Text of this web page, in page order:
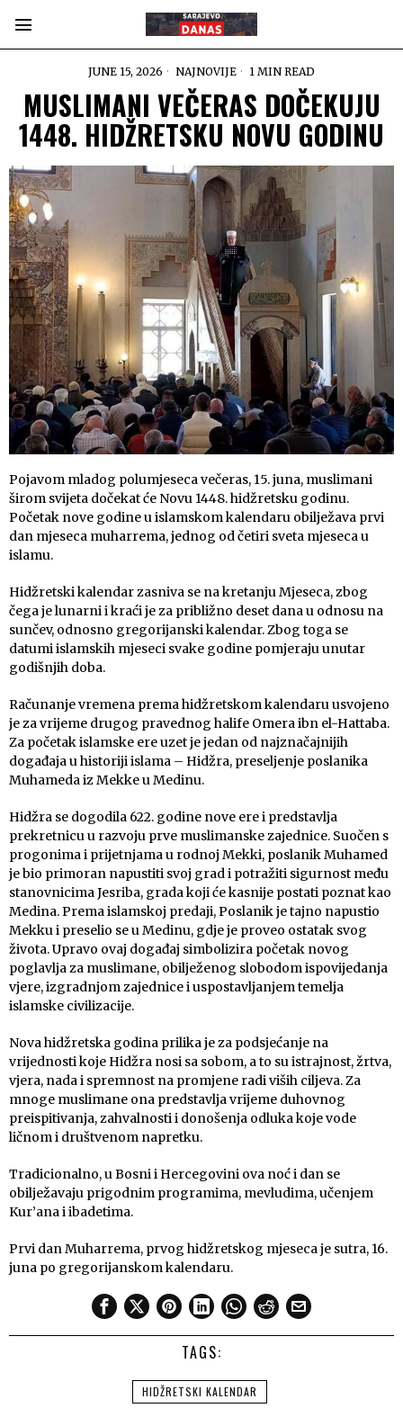
JUNE 15, 2026 NAJNOVIJE 1 MIN READ
MUSLIMANI VEČERAS DOČEKUJU
1448. HIDŽRETSKU NOVU GODINU
Pojavom mladog polumjeseca večeras, 15. juna, muslimani
širom svijeta dočekat će Novu 1448. hidžretsku godinu.
Početak nove godine u islamskom kalendaru obilježava prvi
dan mjeseca muharrema, jednog od četiri sveta mjeseca u
islamu.
Hidžretski kalendar zasniva se na kretanju Mjeseca, zbog
čega je lunarni i kraći je za približno deset dana u odnosu na
sunčev, odnosno gregorijanski kalendar. Zbog toga se
datumi islamskih mjeseci svake godine pomjeraju unutar
godišnjih doba.
Računanje vremena prema hidžretskom kalendaru usvojeno
je za vrijeme drugog pravednog halife Omera ibn el-Hattaba.
Za početak islamske ere uzet je jedan od najznačajnijih
događaja u historiji islama – Hidžra, preseljenje poslanika
Muhameda iz Mekke u Medinu.
Hidžra se dogodila 622. godine nove ere i predstavlja
prekretnicu u razvoju prve muslimanske zajednice. Suočen s
progonima i prijetnjama u rodnoj Mekki, poslanik Muhamed
je bio primoran napustiti svoj grad i potražiti sigurnost među
stanovnicima Jesriba, grada koji će kasnije postati poznat kao
Medina. Prema islamskoj predaji, Poslanik je tajno napustio
Mekku i preselio se u Medinu, gdje je proveo ostatak svog
života. Upravo ovaj događaj simbolizira početak novog
poglavlja za muslimane, obilježenog slobodom ispovijedanja
vjere, izgradnjom zajednice i uspostavljanjem temelja
islamske civilizacije.
Nova hidžretska godina prilika je za podsjećanje na
vrijednosti koje Hidžra nosi sa sobom, a to su istrajnost, žrtva,
vjera, nada i spremnost na promjene radi viših ciljeva. Za
mnoge muslimane ona predstavlja vrijeme duhovnog
preispitivanja, zahvalnosti i donošenja odluka koje vode
ličnom i društvenom napretku.
Tradicionalno, u Bosni i Hercegovini ova noć i dan se
obilježavaju prigodnim programima, mevludima, učenjem
Kur’ana i ibadetima.
Prvi dan Muharrema, prvog hidžretskog mjeseca je sutra, 16.
juna po gregorijanskom kalendaru.
TAGS:
HIDŽRETSKI KALENDAR